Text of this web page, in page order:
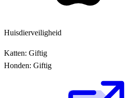
Huisdierveiligheid
Katten: Giftig
Honden: Giftig